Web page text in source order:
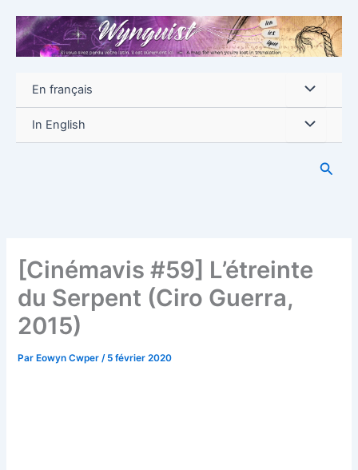
contenu
En français
In English
[Cinémavis #59] L’étreinte
du Serpent (Ciro Guerra,
2015)
ParEowyn Cwper / 5 février 2020